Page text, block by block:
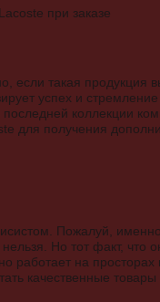
если такая продукция
успех и
коллекции
для получения
Пожалуй,
Но тот факт, что
работает на
качественные